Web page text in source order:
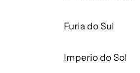
Furia do Sul
Imperio do Sol